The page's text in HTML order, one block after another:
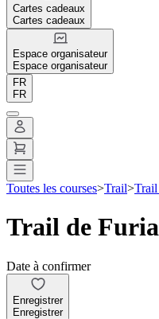
Cartes cadeaux
Cartes cadeaux
Espace organisateur
Espace organisateur
FR
FR
Toutes les courses>Trail>
Trail de
Date à confirmer
Enregistrer
Enregistrer